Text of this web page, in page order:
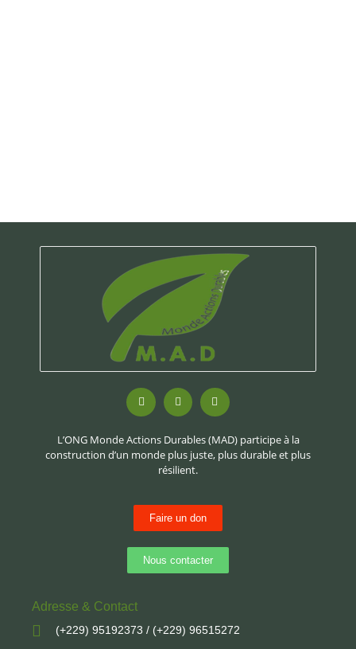
L’ONG Monde Actions Durables (MAD) participe à la
construction d’un monde plus juste, plus durable et plus
résilient.
Faire un don
Nous contacter
Adresse & Contact
(+229) 95192373 / (+229) 96515272